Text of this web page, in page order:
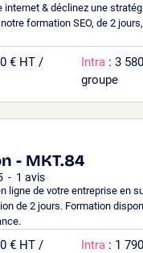
internet & déclinez une
formation SEO, de 2
€ HT /
Intra : 3
groupe
- MKT.84
- 1 avis
ligne de votre entreprise en
de 2 jours. Formation
€ HT /
Intra : 1